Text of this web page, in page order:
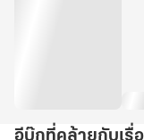
อีบุ๊กที่คล้ายกับเรื่